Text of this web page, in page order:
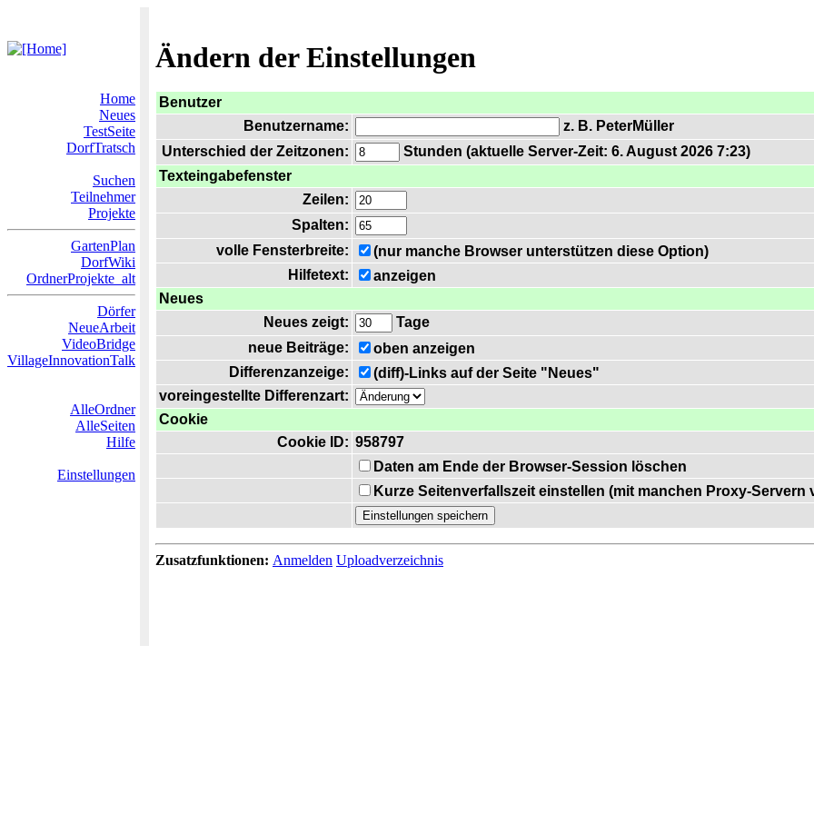
Ändern der Einstellungen
Home
Neues
TestSeite
DorfTratsch
Suchen
Teilnehmer
Projekte
GartenPlan
DorfWiki
OrdnerProjekte_alt
Dörfer
NeueArbeit
VideoBridge
VillageInnovationTalk
AlleOrdner
AlleSeiten
Hilfe
Einstellungen
Benutzer
Benutzername:
z. B. PeterMüller
Unterschied der Zeitzonen:
Stunden (aktuelle Server-Zeit: 6. August 2026 7:23)
Texteingabefenster
Zeilen:
Spalten:
volle Fensterbreite:
(nur manche Browser unterstützen diese Option)
Hilfetext:
anzeigen
Neues
Neues zeigt:
Tage
neue Beiträge:
oben anzeigen
Differenzanzeige:
(diff)-Links auf der Seite "Neues"
voreingestellte Differenzart:
Cookie
Cookie ID: 958797
Daten am Ende der Browser-Session löschen
Kurze Seitenverfallszeit einstellen (mit manchen Proxy-Servern
Zusatzfunktionen: Anmelden Uploadverzeichnis